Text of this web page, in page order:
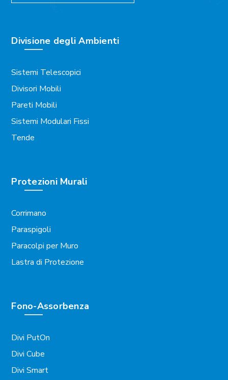
Divisione degli Ambienti
Sistemi Telescopici
Divisori Mobili
Pareti Mobili
Sistemi Modulari Fissi
Tende
Protezioni Murali
Corrimano
Paraspigoli
Paracolpi per Muro
Lastra di Protezione
Fono-Assorbenza
Divi PutOn
Divi Cube
Divi Smart